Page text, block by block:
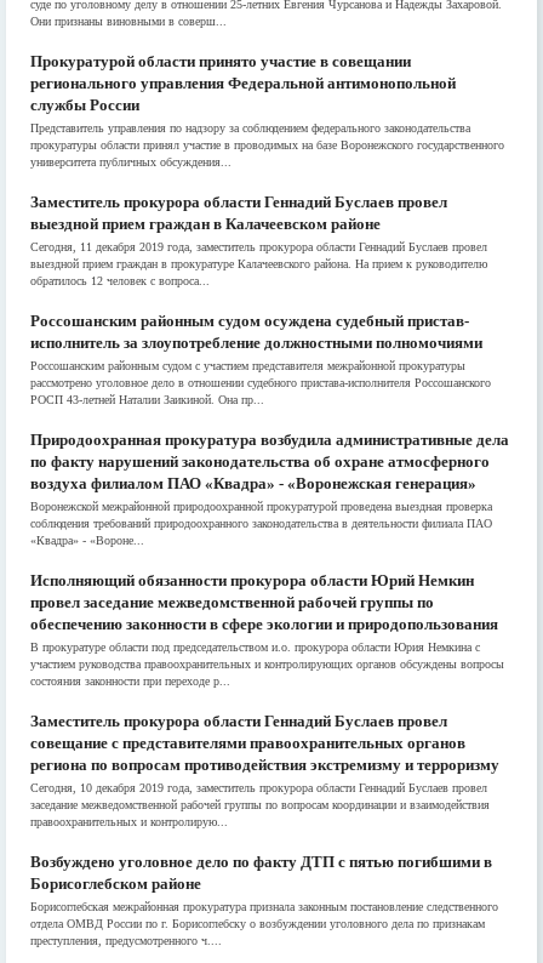
суде по уголовному делу в отношении 25-летних Евгения Чурсанова и Надежды Захаровой.
Они признаны виновными в соверш...
Прокуратурой области принято участие в совещании
регионального управления Федеральной антимонопольной
службы России
Представитель управления по надзору за соблюдением федерального законодательства
прокуратуры области принял участие в проводимых на базе Воронежского государственного
университета публичных обсуждения...
Заместитель прокурора области Геннадий Буслаев провел
выездной прием граждан в Калачеевском районе
Сегодня, 11 декабря 2019 года, заместитель прокурора области Геннадий Буслаев провел
выездной прием граждан в прокуратуре Калачеевского района. На прием к руководителю
обратилось 12 человек с вопроса...
Россошанским районным судом осуждена судебный пристав-
исполнитель за злоупотребление должностными полномочиями
Россошанским районным судом с участием представителя межрайонной прокуратуры
рассмотрено уголовное дело в отношении судебного пристава-исполнителя Россошанского
РОСП 43-летней Наталии Заикиной. Она пр...
Природоохранная прокуратура возбудила административные дела
по факту нарушений законодательства об охране атмосферного
воздуха филиалом ПАО «Квадра» - «Воронежская генерация»
Воронежской межрайонной природоохранной прокуратурой проведена выездная проверка
соблюдения требований природоохранного законодательства в деятельности филиала ПАО
«Квадра» - «Вороне...
Исполняющий обязанности прокурора области Юрий Немкин
провел заседание межведомственной рабочей группы по
обеспечению законности в сфере экологии и природопользования
В прокуратуре области под председательством и.о. прокурора области Юрия Немкина с
участием руководства правоохранительных и контролирующих органов обсуждены вопросы
состояния законности при переходе р...
Заместитель прокурора области Геннадий Буслаев провел
совещание с представителями правоохранительных органов
региона по вопросам противодействия экстремизму и терроризму
Сегодня, 10 декабря 2019 года, заместитель прокурора области Геннадий Буслаев провел
заседание межведомственной рабочей группы по вопросам координации и взаимодействия
правоохранительных и контролирую...
Возбуждено уголовное дело по факту ДТП с пятью погибшими в
Борисоглебском районе
Борисоглебская межрайонная прокуратура признала законным постановление следственного
отдела ОМВД России по г. Борисоглебску о возбуждении уголовного дела по признакам
преступления, предусмотренного ч....